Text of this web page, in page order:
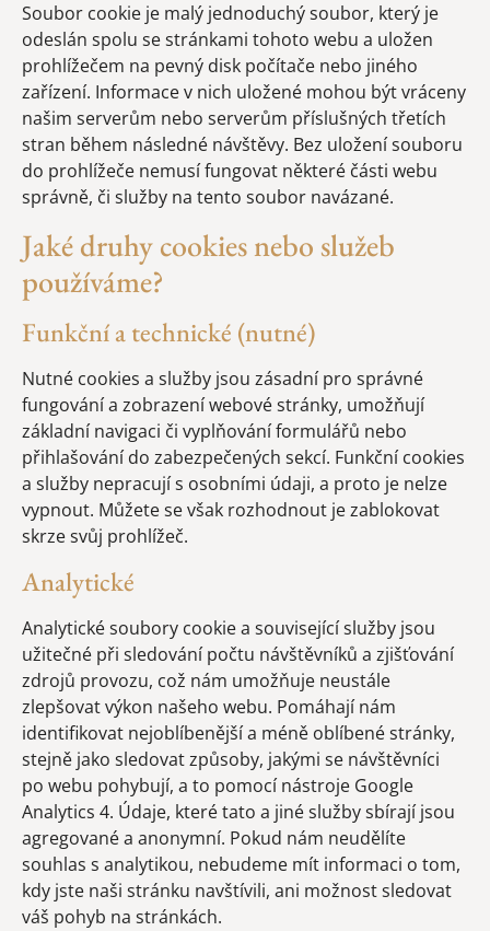
Soubor cookie je malý jednoduchý soubor, který je
odeslán spolu se stránkami tohoto webu a uložen
prohlížečem na pevný disk počítače nebo jiného
zařízení. Informace v nich uložené mohou být vráceny
našim serverům nebo serverům příslušných třetích
stran během následné návštěvy. Bez uložení souboru
do prohlížeče nemusí fungovat některé části webu
správně, či služby na tento soubor navázané.
Jaké druhy cookies nebo služeb
používáme?
Funkční a technické (nutné)
Nutné cookies a služby jsou zásadní pro správné
fungování a zobrazení webové stránky, umožňují
základní navigaci či vyplňování formulářů nebo
přihlašování do zabezpečených sekcí. Funkční cookies
a služby nepracují s osobními údaji, a proto je nelze
vypnout. Můžete se však rozhodnout je zablokovat
skrze svůj prohlížeč.
Analytické
Analytické soubory cookie a související služby jsou
užitečné při sledování počtu návštěvníků a zjišťování
zdrojů provozu, což nám umožňuje neustále
zlepšovat výkon našeho webu. Pomáhají nám
identifikovat nejoblíbenější a méně oblíbené stránky,
stejně jako sledovat způsoby, jakými se návštěvníci
po webu pohybují, a to pomocí nástroje Google
Analytics 4. Údaje, které tato a jiné služby sbírají jsou
agregované a anonymní. Pokud nám neudělíte
souhlas s analytikou, nebudeme mít informaci o tom,
kdy jste naši stránku navštívili, ani možnost sledovat
váš pohyb na stránkách.